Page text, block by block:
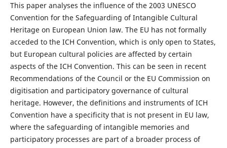
This paper analyses the influence of the 2003 UNESCO
Convention for the Safeguarding of Intangible Cultural
Heritage on European Union law. The EU has not formally
acceded to the ICH Convention, which is only open to States,
but European cultural policies are affected by certain
aspects of the ICH Convention. This can be seen in recent
Recommendations of the Council or the EU Commission on
digitisation and participatory governance of cultural
heritage. However, the definitions and instruments of ICH
Convention have a specificity that is not present in EU law,
where the safeguarding of intangible memories and
participatory processes are part of a broader process of